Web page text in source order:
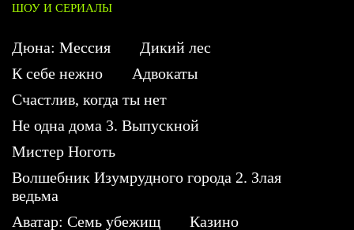
ШОУ И СЕРИАЛЫ
Дюна: Мессия
Дикий лес
К себе нежно
Адвокаты
Счастлив, когда ты нет
Не одна дома 3. Выпускной
Мистер Ноготь
Волшебник Изумрудного города 2. Злая
ведьма
Аватар: Семь убежищ
Казино